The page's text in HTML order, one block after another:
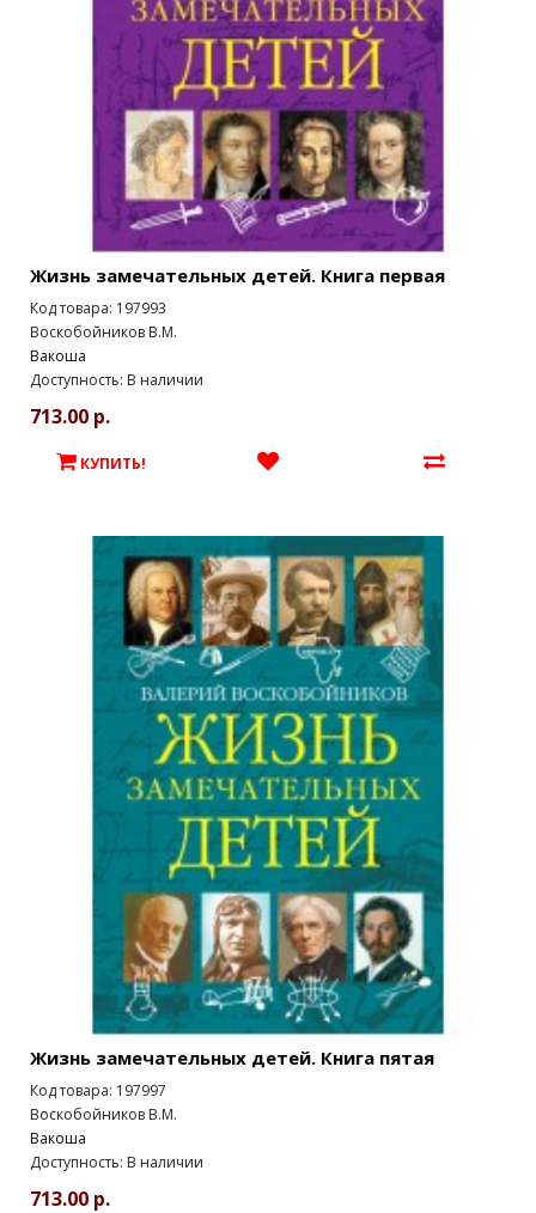
Жизнь замечательных детей. Книга первая
Код товара: 197993
Воскобойников В.М.
Вакоша
Доступность: В наличии
713.00 р.
КУПИТЬ!
Жизнь замечательных детей. Книга пятая
Код товара: 197997
Воскобойников В.М.
Вакоша
Доступность: В наличии
713.00 р.